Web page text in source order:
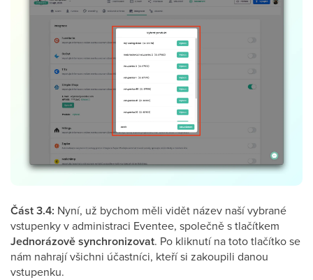
Část 3.4: Nyní, už bychom měli vidět název naší vybrané
vstupenky v administraci Eventee, společně s tlačítkem
Jednorázově synchronizovat. Po kliknutí na toto tlačítko se
nám nahrají všichni účastníci, kteří si zakoupili danou
vstupenku.